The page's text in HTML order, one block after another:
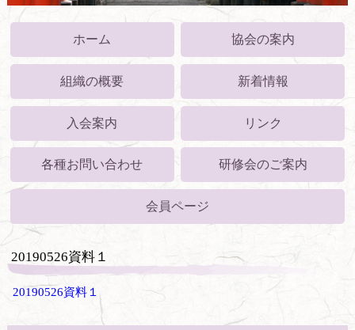
ホーム 協会の案内
組織の概要 新着情報
入会案内 リンク
各種お問い合わせ 研修会のご案内
会員ページ
20190526資料１
20190526資料１